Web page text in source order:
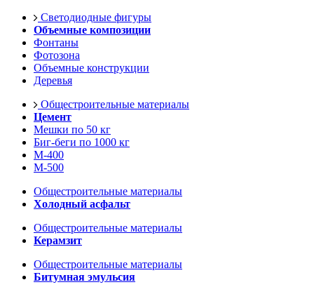
Светодиодные фигуры
Объемные композиции
Фонтаны
Фотозона
Объемные конструкции
Деревья
Общестроительные материалы
Цемент
Мешки по 50 кг
Биг-беги по 1000 кг
М-400
М-500
Общестроительные материалы
Холодный асфальт
Общестроительные материалы
Керамзит
Общестроительные материалы
Битумная эмульсия